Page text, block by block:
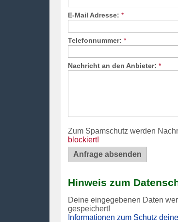
E-Mail Adresse: *
Telefonnummer: *
Nachricht an den Anbieter: *
Zum Spamschutz werden
blockiert!
Hinweis zum
Deine eingegebenen Daten
gespeichert!
Informationen zum Schutz